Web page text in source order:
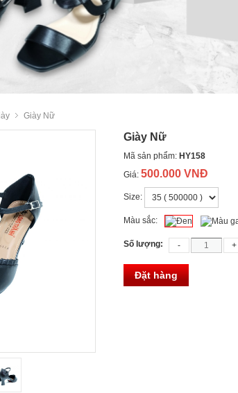
Giày Nữ
Giày Nữ
Mã sản phẩm: HY158
Giá: 500.000 VNĐ
Size:
Màu sắc:
Số lượng:
Đặt hàng